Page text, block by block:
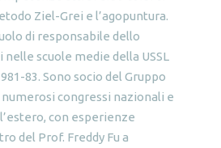
Ziel-Grei e l’agopuntura.
di responsabile dello
scuole medie della USSL
83. Sono socio del Gruppo
numerosi congressi nazionali e
con esperienze
del Prof. Freddy Fu a